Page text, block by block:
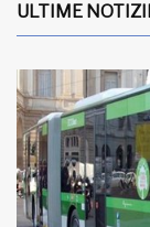
ULTIME